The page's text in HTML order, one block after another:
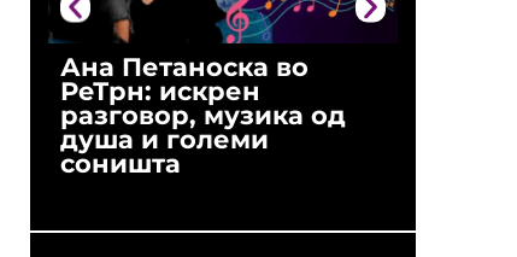
Ана Петаноска во
РеТрн: искрен
разговор, музика од
душа и големи
соништа